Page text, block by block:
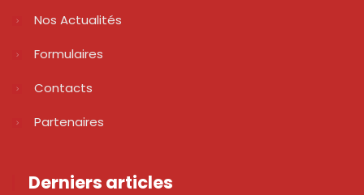
Nos Actualités
Formulaires
Contacts
Partenaires
Derniers articles